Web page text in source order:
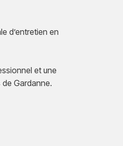
d’entretien en
et une
Gardanne.